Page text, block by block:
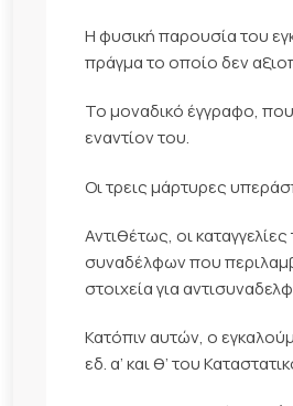
Η φυσική παρουσία του
πράγμα το οποίο δεν
Το μοναδικό έγγραφο,
εναντίον του.
Οι τρεις μάρτυρες
Αντιθέτως, οι
συναδέλφων που
στοιχεία για
Κατόπιν αυτών, ο
εδ. α’ και θ’ του